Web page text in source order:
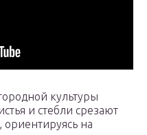
культуры
и стебли срезают
ориентируясь на